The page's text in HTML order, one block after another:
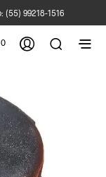
(55) 99218-1516
0